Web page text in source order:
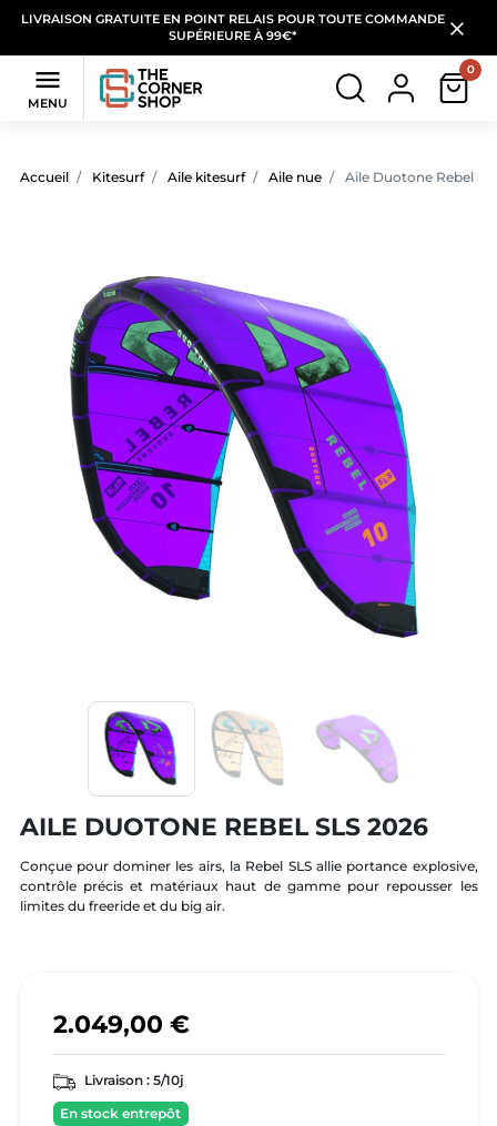
LIVRAISON GRATUITE EN POINT RELAIS POUR TOUTE COMMANDE
SUPÉRIEURE À 99€*

MENU
0
Accueil Kitesurf Aile kitesurf Aile nue Aile Duotone Rebel
AILE DUOTONE REBEL SLS 2026
Conçue pour dominer les airs, la Rebel SLS allie portance explosive,
contrôle précis et matériaux haut de gamme pour repousser les
limites du freeride et du big air.
2.049,00 €
Livraison : 5/10j
En stock entrepôt